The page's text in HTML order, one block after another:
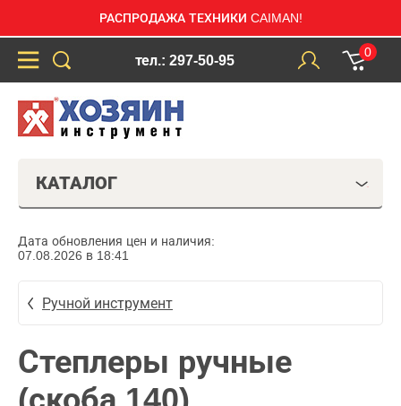
РАСПРОДАЖА ТЕХНИКИ CAIMAN!
тел.: 297-50-95
0
КАТАЛОГ
Дата обновления цен и наличия:
07.08.2026 в 18:41
Ручной инструмент
Степлеры ручные